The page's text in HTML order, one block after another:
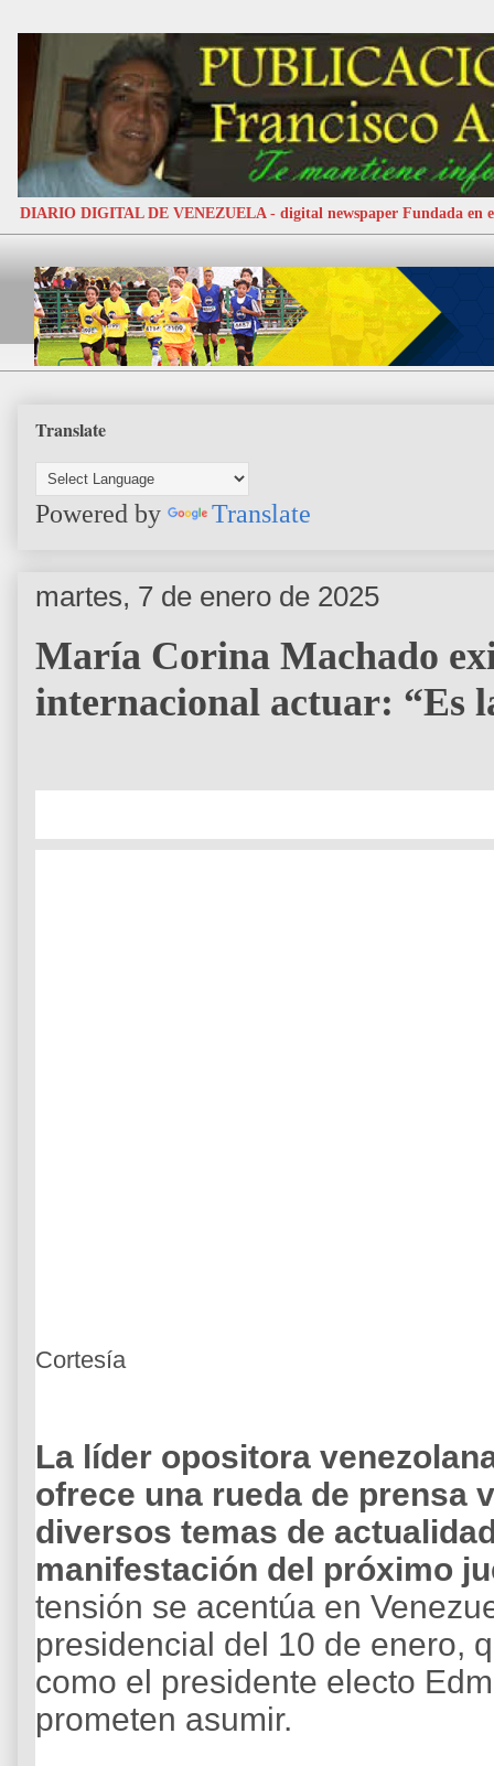
DIARIO DIGITAL DE VENEZUELA - digital newspaper Fundada en
Translate
Powered by Translate
martes, 7 de enero de 2025
María Corina Machado
internacional actuar: “Es
Cortesía
La líder opositora
ofrece una rueda de prensa
diversos temas de
manifestación del próximo
tensión se acentúa en
presidencial del 10 de enero,
como el presidente electo
prometen asumir.